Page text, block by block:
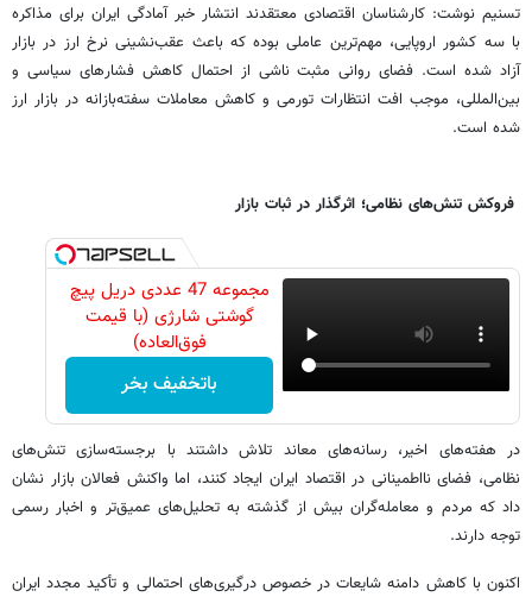
تسنیم نوشت: کارشناسان اقتصادی معتقدند انتشار خبر آمادگی ایران برای مذاکره
با سه کشور اروپایی، مهم‌ترین عاملی بوده که باعث عقب‌نشینی نرخ ارز در بازار
آزاد شده است. فضای روانی مثبت ناشی از احتمال کاهش فشارهای سیاسی و
بین‌المللی، موجب افت انتظارات تورمی و کاهش معاملات سفته‌بازانه در بازار ارز
شده است.
فروکش تنش‌های نظامی؛ اثرگذار در ثبات بازار
مجموعه 47 عددی دریل پیچ
گوشتی شارژی‌ (با قیمت
فوق‌العاده)
باتخفیف بخر
در هفته‌های اخیر، رسانه‌های معاند تلاش داشتند با برجسته‌سازی تنش‌های
نظامی، فضای نااطمینانی در اقتصاد ایران ایجاد کنند، اما واکنش فعالان بازار نشان
داد که مردم و معامله‌گران بیش از گذشته به تحلیل‌های عمیق‌تر و اخبار رسمی
توجه دارند.
اکنون با کاهش دامنه شایعات در خصوص درگیری‌های احتمالی و تأکید مجدد ایران